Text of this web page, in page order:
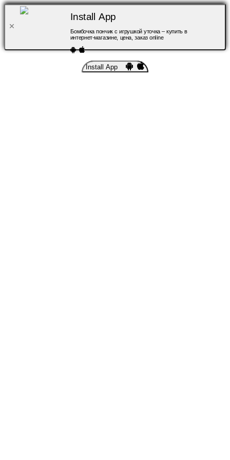
Install App
Бомбочка пончик с игрушкой уточка – купить в
интернет-магазине, цена, заказ online
Install App